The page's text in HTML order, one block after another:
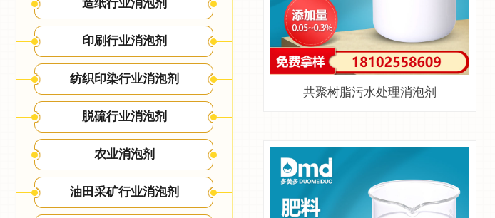
造纸行业消泡剂
印刷行业消泡剂
纺织印染行业消泡剂
脱硫行业消泡剂
农业消泡剂
油田采矿行业消泡剂
共聚树脂污水处理消泡剂